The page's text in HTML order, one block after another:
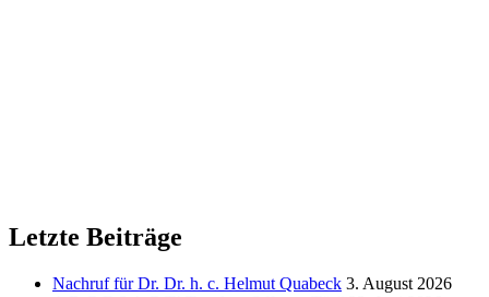
Letzte Beiträge
Nachruf für Dr. Dr. h. c. Helmut Quabeck 3. August 2026